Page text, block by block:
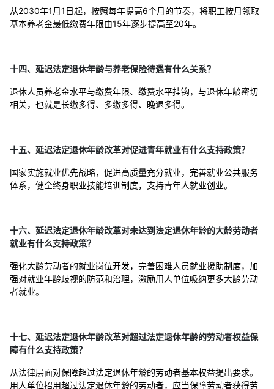
从2030年1月1日起，按照每年提高6个月的节奏，将职工按月领取
基本养老金最低缴费年限由15年逐步提高至20年。
十四、延迟法定退休年龄与养老保险待遇有什么关系？
退休人员养老金水平与缴费年限、缴费水平挂钩，与退休年龄密切
相关，也就是长缴多得、多缴多得、晚退多得。
十五、延迟法定退休年龄改革对促进青年就业有什么支持政策？
国家实施就业优先战略，促进高质量充分就业，完善就业公共服务
体系，健全终身职业技能培训制度，支持青年人就业创业。
十六、延迟法定退休年龄改革对未达到法定退休年龄的大龄劳动者
就业有什么支持政策？
强化大龄劳动者的就业岗位开发，完善困难人员就业援助制度，加
强对就业年龄歧视的防范和治理，激励用人单位吸纳更多大龄劳动
者就业。
十七、延迟法定退休年龄改革对超过法定退休年龄的劳动者权益保
障有什么支持政策？
从法律层面对保障超过法定退休年龄的劳动者基本权益提出要求。
用人单位招用超过法定退休年龄的劳动者，应当保障劳动者获得劳